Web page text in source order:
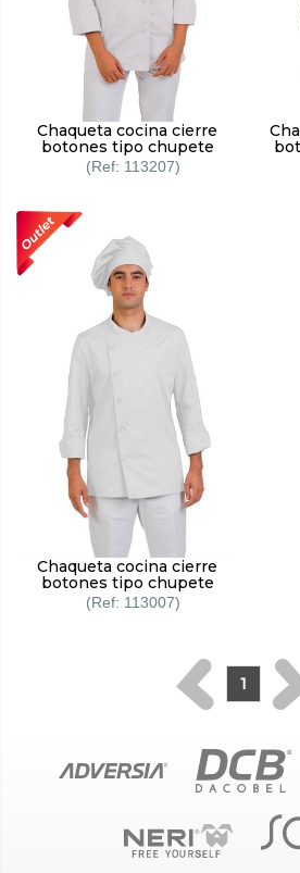
Chaqueta cocina cierre
botones tipo chupete
113207
Chaqueta cocina cierre
botones tipo chupete
113007
1